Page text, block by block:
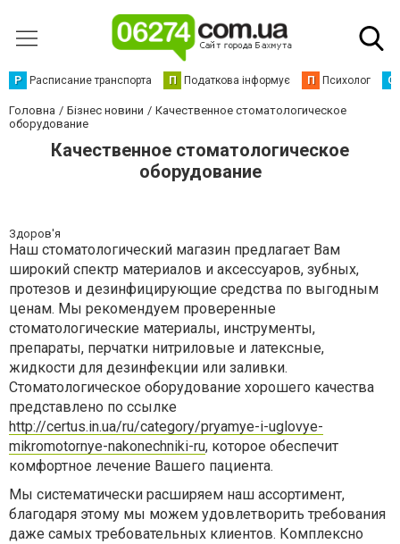
Р Расписание транспорта П Податкова інформує П Психолог С
Головна Бізнес новини
Качественное стоматологическое
оборудование
Качественное стоматологическое
оборудование
Здоров'я
Наш стоматологический магазин предлагает Вам
широкий спектр материалов и аксессуаров, зубных,
протезов и дезинфицирующие средства по выгодным
ценам. Мы рекомендуем проверенные
стоматологические материалы, инструменты,
препараты, перчатки нитриловые и латексные,
жидкости для дезинфекции или заливки.
Стоматологическое оборудование хорошего качества
представлено по ссылке
http://certus.in.ua/ru/category/pryamye-i-uglovye-
mikromotornye-nakonechniki-ru, которое обеспечит
комфортное лечение Вашего пациента.
Мы систематически расширяем наш ассортимент,
благодаря этому мы можем удовлетворить требования
даже самых требовательных клиентов. Комплексно